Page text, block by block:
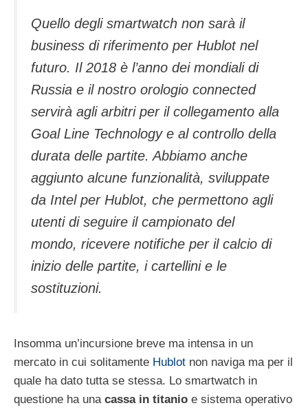
Quello degli smartwatch non sarà il
business di riferimento per Hublot nel
futuro. Il 2018 è l’anno dei mondiali di
Russia e il nostro orologio connected
servirà agli arbitri per il collegamento alla
Goal Line Technology e al controllo della
durata delle partite. Abbiamo anche
aggiunto alcune funzionalità, sviluppate
da Intel per Hublot, che permettono agli
utenti di seguire il campionato del
mondo, ricevere notifiche per il calcio di
inizio delle partite, i cartellini e le
sostituzioni.
Insomma un’incursione breve ma intensa in un
mercato in cui solitamente Hublot non naviga ma per il
quale ha dato tutta se stessa. Lo smartwatch in
questione ha una cassa in titanio e sistema operativo